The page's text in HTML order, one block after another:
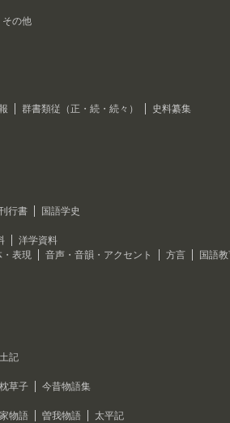
その他
群書類従（正・続・続々）
史料纂集
行書
国語学史
洋学資料
・表現 音声・音韻・アクセント 方言
国語
記
枕草子
今昔物語集
物語 曽我物語
太平記